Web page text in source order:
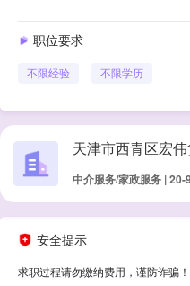
职位要求
不限经验 不限学历
天津市西青区宏
中介服务/家政服务 | 20-
安全提示
求职过程请勿缴纳费用，谨防诈骗